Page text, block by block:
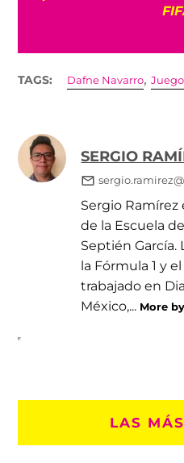
TAGS: Dafne Navarro,
SERGIO
Sergio
de la Escuela
Septién García.
la Fórmula 1 y
trabajado en
México,... More
LAS